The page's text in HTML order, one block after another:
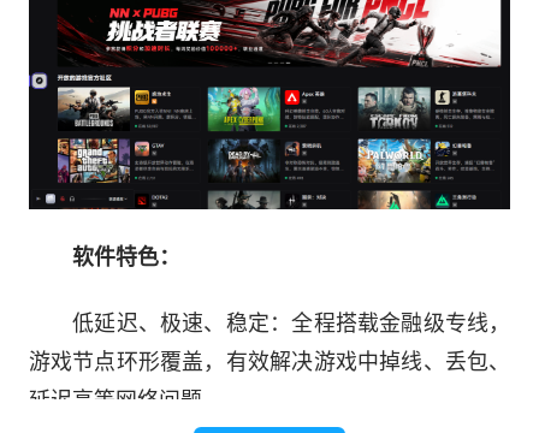
软件特色：
低延迟、极速、稳定：全程搭载金融级专线，
游戏节点环形覆盖，有效解决游戏中掉线、丢包、
延迟高等网络问题